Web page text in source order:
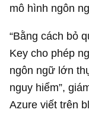
mô hình ngôn
“Bằng cách bỏ
Key cho phép
ngôn ngữ lớn
nguy hiểm”,
Azure viết trên